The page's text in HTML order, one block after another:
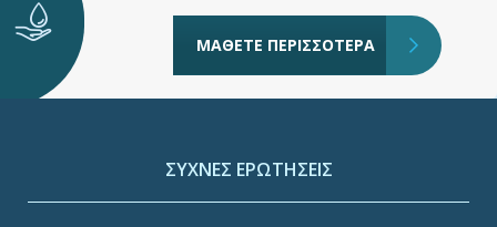
ΜΑΘΕΤΕ ΠΕΡΙΣΣΟΤΕΡΑ
ΣΥΧΝΕΣ ΕΡΩΤΗΣΕΙΣ